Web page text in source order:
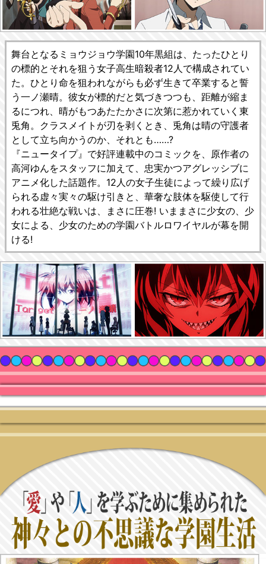
舞台となるミョウジョウ学園10年黒組は、たったひとり
の標的とそれを狙う女子高生暗殺者12人で構成されてい
た。ひとり命を狙われながらも必ず生きて卒業すると誓
う一ノ瀬晴。彼女が標的だと気づきつつも、距離が縮ま
るにつれ、晴がもつあたたかさに次第に惹かれていく東
兎角。クラスメイトが刃を剥くとき、兎角は晴の守護者
として立ち向かうのか、それとも……?
『ニュータイプ』で好評連載中のコミックを、原作者の
高河ゆんをスタッフに加えて、忠実かつアグレッシブに
アニメ化した話題作。12人の女子生徒によって繰り広げ
られる虚々実々の駆け引きと、華奢な肢体を駆使して行
われる壮絶な戦いは、まさに圧巻! いままさに少女の、少
女による、少女のための学園バトルロワイヤルが幕を開
ける!